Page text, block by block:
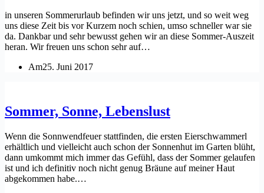
in unseren Sommerurlaub befinden wir uns jetzt, und so weit weg
uns diese Zeit bis vor Kurzem noch schien, umso schneller war sie
da. Dankbar und sehr bewusst gehen wir an diese Sommer-Auszeit
heran. Wir freuen uns schon sehr auf…
Am25. Juni 2017
Sommer, Sonne, Lebenslust
Wenn die Sonnwendfeuer stattfinden, die ersten Eierschwammerl
erhältlich und vielleicht auch schon der Sonnenhut im Garten blüht,
dann umkommt mich immer das Gefühl, dass der Sommer gelaufen
ist und ich definitiv noch nicht genug Bräune auf meiner Haut
abgekommen habe.…